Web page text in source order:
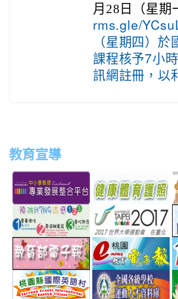
月28日（星期
rms.gle/
（星期四）
課程核予7小
訊網註冊，以
教育宣導
to
http://
link
to
https://airtw.epa.gov.tw/
to
link
to
http://
flu/catalog.php?
MainCatalogID=2
link
link
to
http://epaper.edu.tw/
to
link
to
to